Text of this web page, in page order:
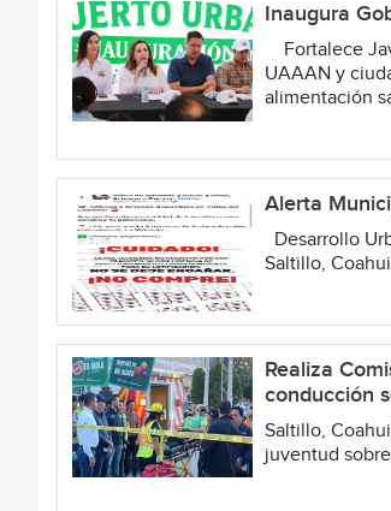
Inaugura
Fortalece
UAAAN y
alimentación
Alerta
Desarrollo
Saltillo,
Realiza
conducción
Saltillo,
juventud